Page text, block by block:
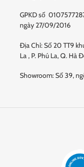
GPKD số
ngày 27/09/2016
Địa Chỉ: Số 20 TT9
La , P. Phú La, Q. Hà
Showroom: Số 39,